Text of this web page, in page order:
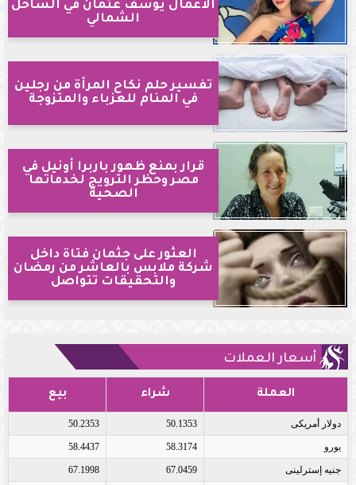
الأعمال يوسف عثمان في الساحل
الشمالي
تفسير حلم نكاح المرأة من رجلين
في المنام للعزباء والمتزوجة
قرار بمنع ظهور باربرا أونيل في
مصر وحظر الترويج لخدماتها
الصحية
العثور على جثمان فتاة داخل
شركة ملابس بالعاشر من رمضان
والتحقيقات تتواصل
أسعار العملات
العملة شراء بيع
دولار أمريكى 50.1353
50.2353
يورو 58.3174
58.4437
جنيه إسترلينى 67.0459
67.1998